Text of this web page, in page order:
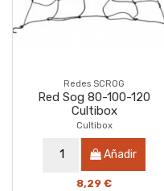
Redes SCROG
Red Sog 80-100-120
Cultibox
Cultibox
Añadir
8,29 €